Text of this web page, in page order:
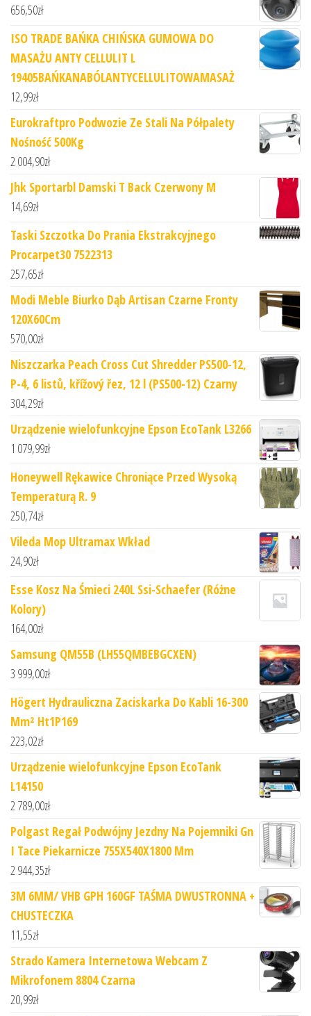
656,50zł
ISO TRADE BAŃKA CHIŃSKA GUMOWA DO
MASAŻU ANTY CELLULIT L
19405BAŃKANABÓLANTYCELLULITOWAMASAŻ
12,99zł
Eurokraftpro Podwozie Ze Stali Na Półpalety
Nośność 500Kg
2 004,90zł
Jhk Sportarbl Damski T Back Czerwony M
14,69zł
Taski Szczotka Do Prania Ekstrakcyjnego
Procarpet30 7522313
257,65zł
Modi Meble Biurko Dąb Artisan Czarne Fronty
120X60Cm
570,00zł
Niszczarka Peach Cross Cut Shredder PS500-12,
P-4, 6 listů, křížový řez, 12 l (PS500-12) Czarny
304,29zł
Urządzenie wielofunkcyjne Epson EcoTank L3266
1 079,99zł
Honeywell Rękawice Chroniące Przed Wysoką
Temperaturą R. 9
250,74zł
Vileda Mop Ultramax Wkład
24,90zł
Esse Kosz Na Śmieci 240L Ssi-Schaefer (Różne
Kolory)
164,00zł
Samsung QM55B (LH55QMBEBGCXEN)
3 999,00zł
Högert Hydrauliczna Zaciskarka Do Kabli 16-300
Mm² Ht1P169
223,02zł
Urządzenie wielofunkcyjne Epson EcoTank
L14150
2 789,00zł
Polgast Regał Podwójny Jezdny Na Pojemniki Gn
I Tace Piekarnicze 755X540X1800 Mm
2 944,35zł
3M 6MM/ VHB GPH 160GF TAŚMA DWUSTRONNA +
CHUSTECZKA
11,55zł
Strado Kamera Internetowa Webcam Z
Mikrofonem 8804 Czarna
20,99zł